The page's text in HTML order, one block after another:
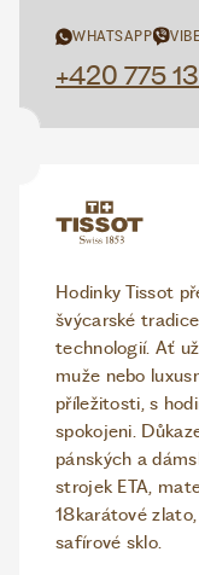
WHATSAPP
+420 775
Hodinky Tissot
švýcarské
technologií. Ať
muže nebo
příležitosti, s
spokojeni.
pánských a
strojek ETA,
18karátové
safírové sklo.